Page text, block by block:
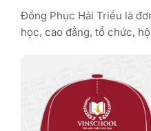
Đồng Phục Hải Triều là
học, cao đẳng, tổ chức,